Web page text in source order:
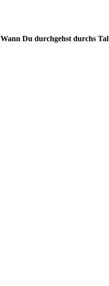
Wann Du durchgehst durchs Tal